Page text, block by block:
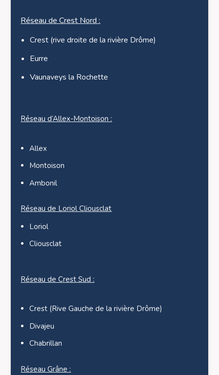
Réseau de Crest Nord :
Crest (rive droite de la rivière Drôme)
Eurre
Vaunaveys la Rochette
Réseau d’Allex-Montoison :
Allex
Montoison
Ambonil
Réseau de Loriol Cliousclat
Loriol
Cliousclat
Réseau de Crest Sud :
Crest (Rive Gauche de la rivière Drôme)
Divajeu
Chabrillan
Réseau Grâne :